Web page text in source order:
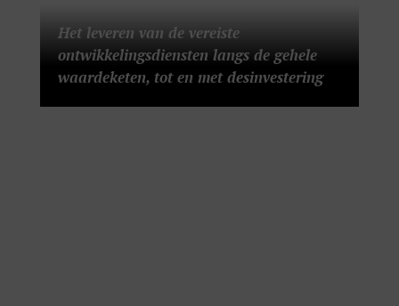
Het leveren van de vereiste
ontwikkelingsdiensten langs de gehele
waardeketen, tot en met desinvestering